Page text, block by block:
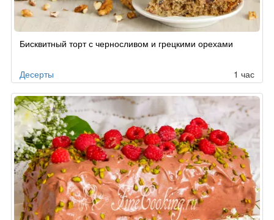
Бисквитный торт с черносливом и грецкими орехами
Десерты 1 час